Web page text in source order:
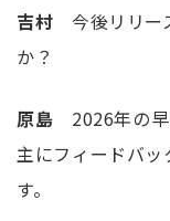
吉村 今後リリー
か？
原島 2026年の
主にフィードバ
す。